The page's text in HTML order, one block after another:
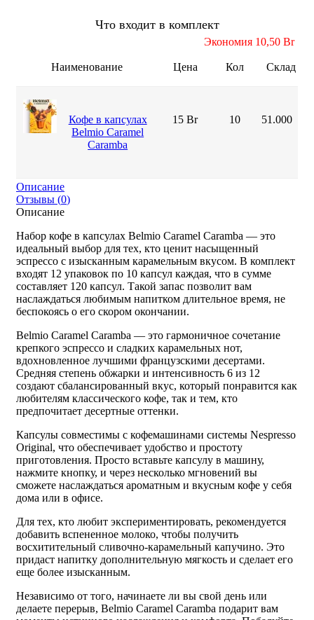
Что входит в комплект
Экономия 10,50 Br
Наименование Цена Кол Склад
Кофе в капсулах
Belmio Caramel
Caramba
15 Br 10 51.000
Описание
Отзывы (0)
Описание
Набор кофе в капсулах Belmio Caramel Caramba — это
идеальный выбор для тех, кто ценит насыщенный
эспрессо с изысканным карамельным вкусом. В комплект
входят 12 упаковок по 10 капсул каждая, что в сумме
составляет 120 капсул. Такой запас позволит вам
наслаждаться любимым напитком длительное время, не
беспокоясь о его скором окончании.
Belmio Caramel Caramba — это гармоничное сочетание
крепкого эспрессо и сладких карамельных нот,
вдохновленное лучшими французскими десертами.
Средняя степень обжарки и интенсивность 6 из 12
создают сбалансированный вкус, который понравится как
любителям классического кофе, так и тем, кто
предпочитает десертные оттенки.
Капсулы совместимы с кофемашинами системы Nespresso
Original, что обеспечивает удобство и простоту
приготовления. Просто вставьте капсулу в машину,
нажмите кнопку, и через несколько мгновений вы
сможете наслаждаться ароматным и вкусным кофе у себя
дома или в офисе.
Для тех, кто любит экспериментировать, рекомендуется
добавить вспененное молоко, чтобы получить
восхитительный сливочно-карамельный капучино. Это
придаст напитку дополнительную мягкость и сделает его
еще более изысканным.
Независимо от того, начинаете ли вы свой день или
делаете перерыв, Belmio Caramel Caramba подарит вам